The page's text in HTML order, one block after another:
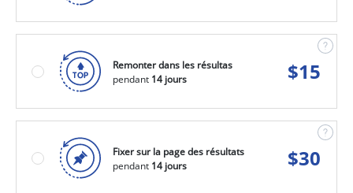
Remonter dans les résultas
pendant 14 jours $15
Fixer sur la page des résultats
pendant 14 jours $30